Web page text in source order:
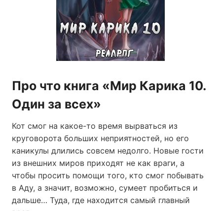
Про что книга «Мир Карика 10.
Один за всех»
Кот смог на какое-то время вырваться из
круговорота больших неприятностей, но его
каникулы длились совсем недолго. Новые гости
из внешних миров приходят не как враги, а
чтобы просить помощи того, кто смог побывать
в Аду, а значит, возможно, сумеет пробиться и
дальше… Туда, где находится самый главный